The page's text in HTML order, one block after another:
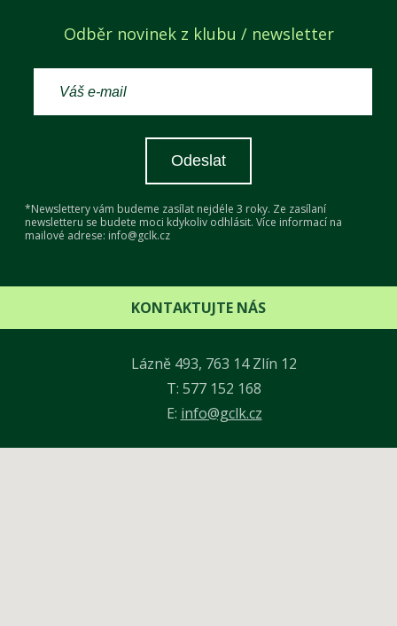
Odběr novinek z klubu / newsletter
Odeslat
*Newslettery vám budeme zasílat nejdéle 3 roky. Ze zasílaní
newsletteru se budete moci kdykoliv odhlásit. Více informací na
mailové adrese: info@gclk.cz
KONTAKTUJTE NÁS
Lázně 493, 763 14 Zlín 12
T: 577 152 168
E: info@gclk.cz